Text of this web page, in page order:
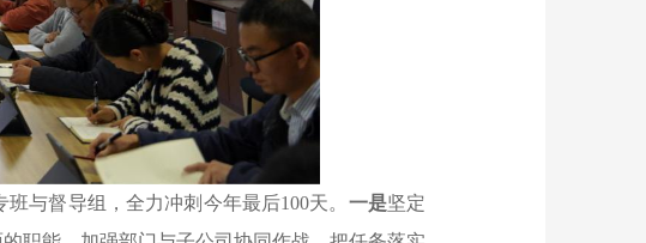
与督导组，全力冲刺今年最后100天。 一是坚定